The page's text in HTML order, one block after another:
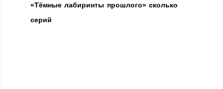
«Тёмные лабиринты прошлого» сколько
серий